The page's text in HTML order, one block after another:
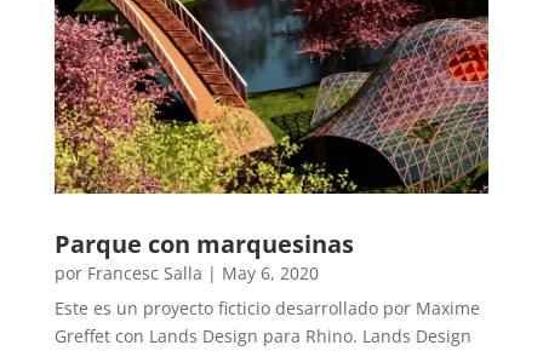
Parque con marquesinas
por Francesc Salla | May 6, 2020
Este es un proyecto ficticio desarrollado por Maxime
Greffet con Lands Design para Rhino. Lands Design